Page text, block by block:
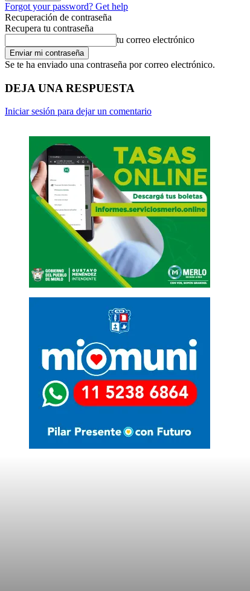
Forgot your password? Get help
Recuperación de contraseña
Recupera tu contraseña
tu correo electrónico
Se te ha enviado una contraseña por correo electrónico.
DEJA UNA RESPUESTA
Iniciar sesión para dejar un comentario